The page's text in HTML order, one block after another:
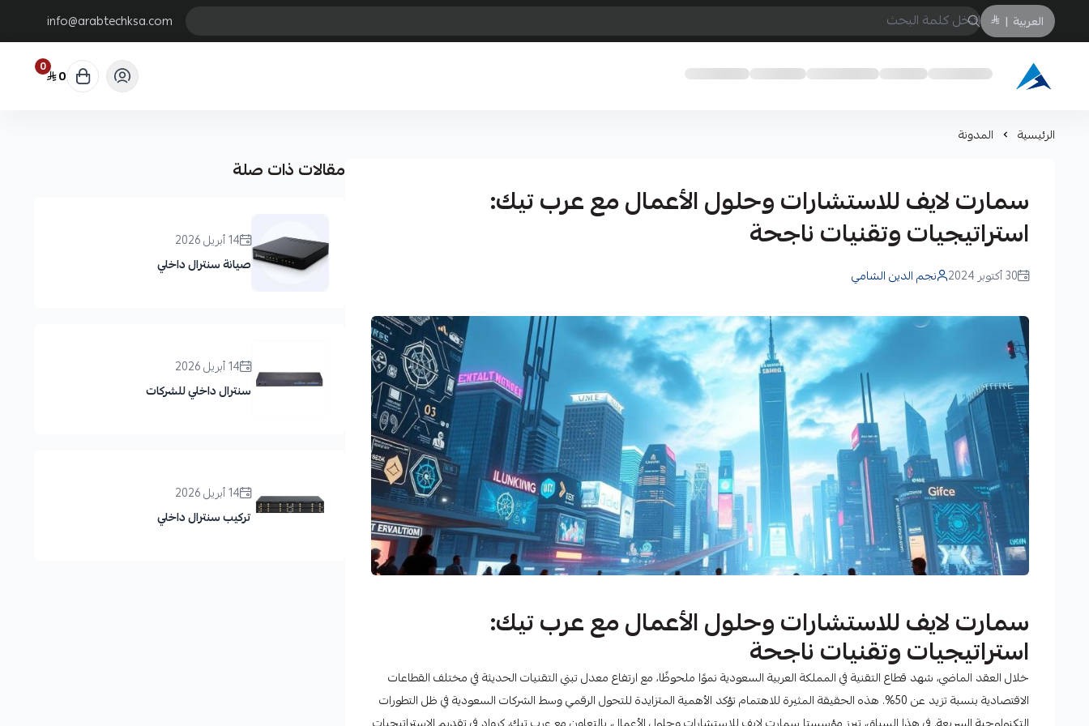
العربية |
info@arabtechksa.com
Arabtechksa
0 0
الرئيسية المدونة
سمارت لايف للاستشارات وحلول الأعمال مع عرب تيك:
استراتيجيات وتقنيات ناجحة
30 أكتوبر 2024 نجم الدين الشامي
سمارت لايف للاستشارات وحلول الأعمال مع عرب تيك:
استراتيجيات وتقنيات ناجحة
خلال العقد الماضي، شهد قطاع التقنية في المملكة العربية السعودية نموًا ملحوظًا، مع ارتفاع معدل تبني التقنيات الحديثة في مختلف القطاعات
الاقتصادية بنسبة تزيد عن 50%. هذه الحقيقة المثيرة للاهتمام تؤكد الأهمية المتزايدة للتحول الرقمي وسط الشركات السعودية في ظل التطورات
مقالات ذات صلة
14 أبريل 2026
صيانة سنترال داخلي
14 أبريل 2026
سنترال داخلي للشركات
14 أبريل 2026
تركيب سنترال داخلي